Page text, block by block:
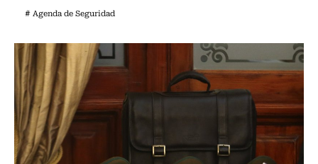
# Agenda de Seguridad